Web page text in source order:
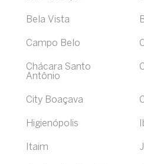
Bela Vista
Campo Belo
Chácara Santo
Antônio
City Boaçava
Higienópolis
Itaim